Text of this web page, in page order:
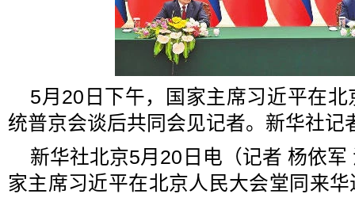
5月20日下午，国家主席习近平在
统普京会谈后共同会见记者。新华社记
新华社北京5月20日电（记者 杨依
家主席习近平在北京人民大会堂同来